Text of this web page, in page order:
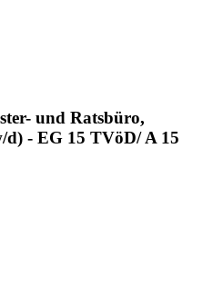
und Ratsbüro,
d) - EG 15 TVöD/ A 15